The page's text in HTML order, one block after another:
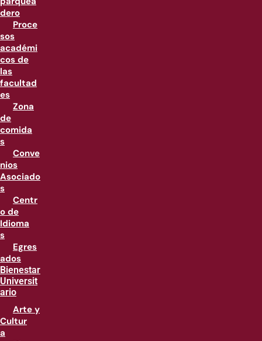
dero
Proce
sos
académi
cos de
las
facultad
es
Zona
de
comida
s
Conve
nios
Asociado
s
Centr
o de
Idioma
s
Egres
ados
Bienestar
Universit
ario
Arte y
Cultur
a